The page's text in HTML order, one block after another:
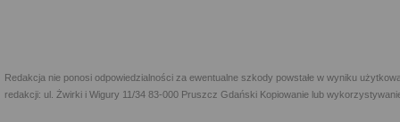
Redakcja nie ponosi odpowiedzialności za ewentualne szkody powstałe w wyniku
redakcji: ul. Żwirki i Wigury 11/34 83-000 Pruszcz Gdański Kopiowanie lub